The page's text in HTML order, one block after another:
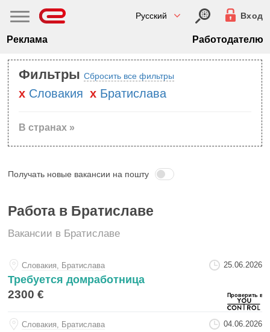
Русский Вход
Реклама Работодателю
Фильтры Сбросить все фильтры
Словакия Братислава
В странах »
Получать новые вакансии на пошту
Работа в Братиславе
Вакансии в Братиславе
Словакия, Братислава 25.06.2026
Требуется домработница
2300 €
Словакия, Братислава 04.06.2026